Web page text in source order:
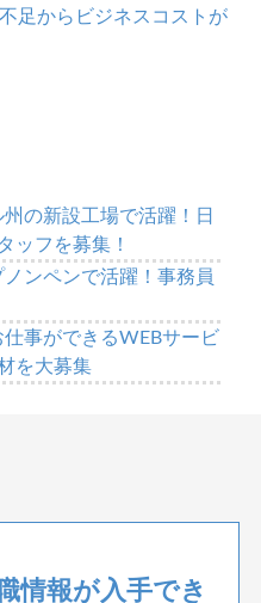
足からビジネスコストが
の新設工場で活躍！日
ッフを募集！
ノンペンで活躍！事務員
事ができるWEBサービ
を大募集
情報が入手でき